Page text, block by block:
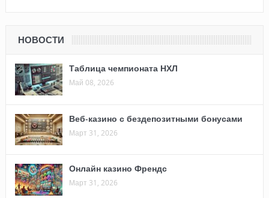
НОВОСТИ
Таблица чемпионата НХЛ
Май 08, 2026
Веб-казино с бездепозитными бонусами
Март 31, 2026
Онлайн казино Френдс
Март 31, 2026